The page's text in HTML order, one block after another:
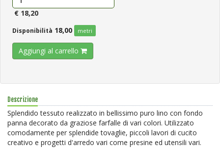
€ 18,20
Disponibilità 18,00 metri
Aggiungi al carrello
Descrizione
Splendido tessuto realizzato in bellissimo puro lino con fondo
panna decorato da graziose farfalle di vari colori. Utilizzato
comodamente per splendide tovaglie, piccoli lavori di cucito
creativo e progetti d'arredo vari come presine ed utensili vari.